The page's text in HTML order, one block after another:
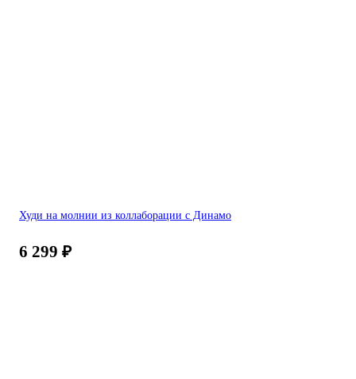
Худи на молнии из коллаборации с Динамо
6 299 ₽